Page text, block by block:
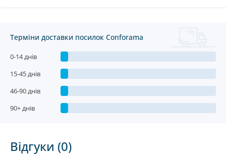
Терміни доставки посилок Conforama
0-14 днів
15-45 днів
46-90 днів
90+ днів
Відгуки (0)